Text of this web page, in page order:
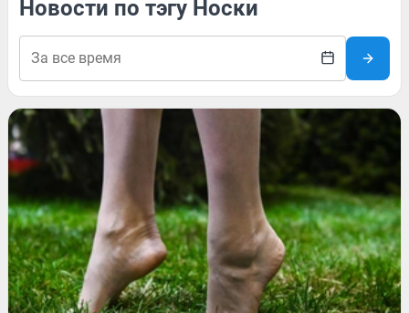
Новости по тэгу Носки